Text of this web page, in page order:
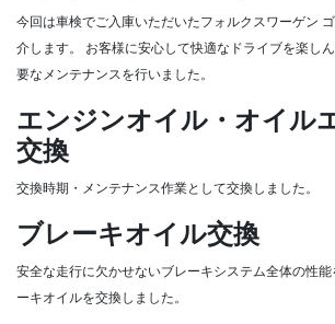
今回は車検でご入庫いただいたフォルクスワーゲン
介します。
お客様に安心して快適なドライブを楽し
要なメンテナンスを行いました。
エンジンオイル・オイル
交換
交換時期・メンテナンス作業として交換しました。
ブレーキオイル交換
安全な走行に欠かせないブレーキシステム全体の性
ーキオイルを交換しました。